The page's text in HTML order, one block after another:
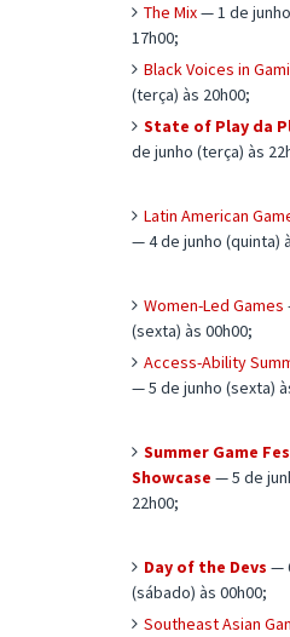
The Mix— 1 de
17h00;
Black Voices in
(terça) às 20h00;
State of Play da
de junho (terça) às
Latin American
— 4 de junho (quinta)
Women-Led Games
(sexta) às 00h00;
Access-Ability
— 5 de junho (sexta)
Summer Game
Showcase — 5 de
22h00;
Day of the Devs —
(sábado) às 00h00;
Southeast Asian